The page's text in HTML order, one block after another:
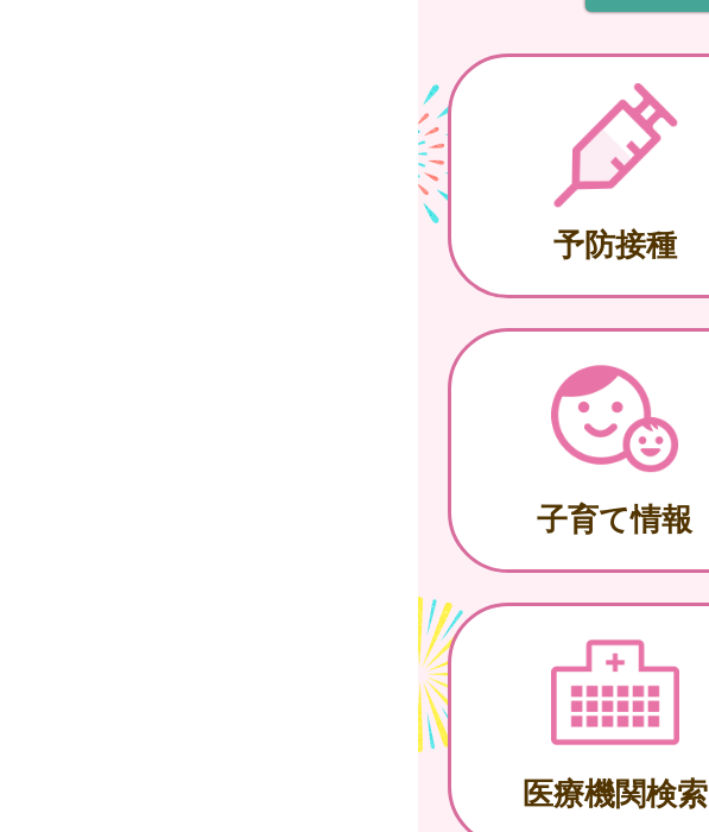
予防接種
子育て情報
医療機関検索